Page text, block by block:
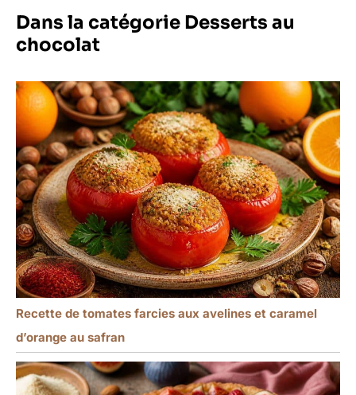
Dans la catégorie Desserts au
chocolat
Recette de tomates farcies aux avelines et caramel
d’orange au safran